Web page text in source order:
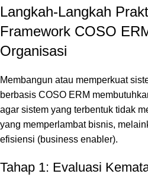
Langkah-Langkah
Framework COSO
Organisasi
Membangun atau memperkuat
berbasis COSO ERM
agar sistem yang terbentuk tidak
yang memperlambat bisnis,
efisiensi (business enabler).
Tahap 1: Evaluasi